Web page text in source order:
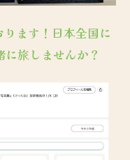
ます！日本全国に
旅しませんか？